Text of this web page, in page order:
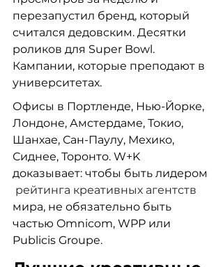
перезапустил бренд, который
считался дедовским. Десятки
роликов для Super Bowl.
Кампании, которые преподают в
университетах.
Офисы в Портленде, Нью-Йорке,
Лондоне, Амстердаме, Токио,
Шанхае, Сан-Паулу, Мехико,
Сиднее, Торонто. W+K
доказывает: чтобы быть лидером
рейтинга креативных агентств
мира, не обязательно быть
частью Omnicom, WPP или
Publicis Groupe.